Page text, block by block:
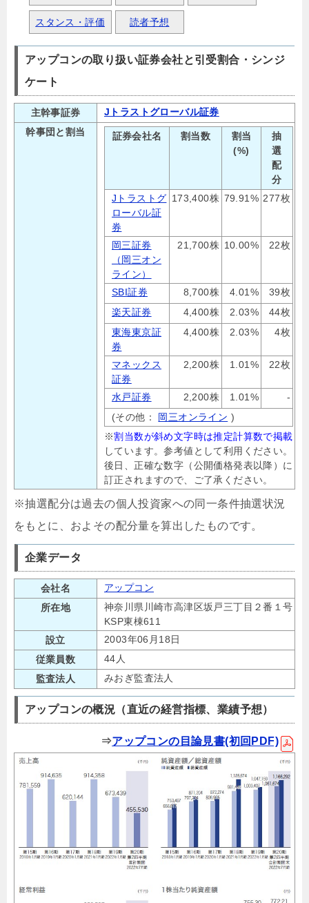
スタンス・評価 読者予想
アップコンの取り扱い証券会社と引受割合・シンジ
ケート
主幹事証券
Jトラストグローバル証券
幹事団と割当
証券会社名 割当数
割当
(%)
抽
選
配
分
Jトラストグ
ローバル証
券
173,400株 79.91% 277枚
岡三証券
（岡三オン
ライン）
21,700株 10.00% 22枚
SBI証券 8,700株 4.01%
39枚
楽天証券
4,400株 2.03%
44枚
東海東京証
券
4,400株 2.03% 4枚
マネックス
証券
2,200株 1.01% 22枚
水戸証券 2,200株 1.01%
-
(その他： 岡三オンライン )
※割当数が斜め文字時は推定計算数で掲載
しています。参考値として利用ください。
後日、正確な数字（公開価格発表以降）に
訂正されますので、ご了承ください。
※抽選配分は過去の個人投資家への同一条件抽選状況
をもとに、およその配分量を算出したものです。
企業データ
会社名
アップコン
所在地
神奈川県川崎市高津区坂戸三丁目２番１号
KSP東棟611
設立
2003年06月18日
従業員数
44人
監査法人
みおぎ監査法人
アップコンの概況（直近の経営指標、業績予想）
⇒アップコンの目論見書(初回PDF)